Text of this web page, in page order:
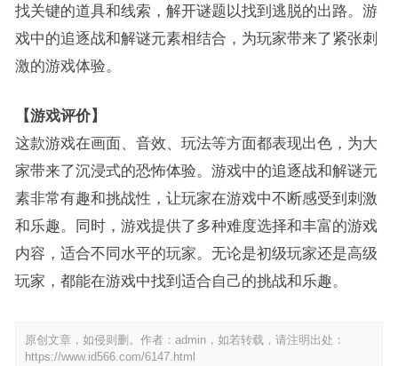
找关键的道具和线索，解开谜题以找到逃脱的出路。游
戏中的追逐战和解谜元素相结合，为玩家带来了紧张刺
激的游戏体验。
【游戏评价】
这款游戏在画面、音效、玩法等方面都表现出色，为大
家带来了沉浸式的恐怖体验。游戏中的追逐战和解谜元
素非常有趣和挑战性，让玩家在游戏中不断感受到刺激
和乐趣。同时，游戏提供了多种难度选择和丰富的游戏
内容，适合不同水平的玩家。无论是初级玩家还是高级
玩家，都能在游戏中找到适合自己的挑战和乐趣。
原创文章，如侵则删。作者：admin，如若转载，请注明出处：
https://www.id566.com/6147.html